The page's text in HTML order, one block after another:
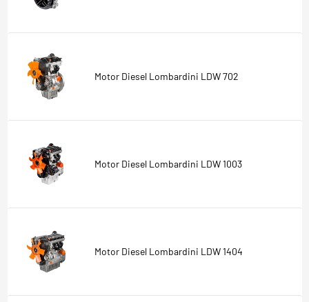
Motor Diesel Lombardini LDW 702
Motor Diesel Lombardini LDW 1003
Motor Diesel Lombardini LDW 1404